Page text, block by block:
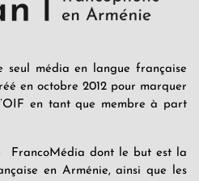
seul média en langue française
en octobre 2012 pour marquer
en tant que membre à part
FrancoMédia dont le but est la
en Arménie, ainsi que les